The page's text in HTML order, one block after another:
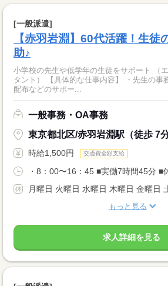
[一般派遣]
【赤羽岩淵】60代活躍！生徒
助♪
小学校の先生や低学年の生徒をサポート （
タント） 【具体的な仕事内容】 ・先生の
配布などのサポー...
一般事務・OA事務
東京都北区/赤羽岩淵駅（徒歩 7分
時給1,500円 交通費全額支給
・8：00〜16：45 ■実働7時間45分 ■
月曜日 火曜日 水曜日 木曜日 金曜日
もっと見る
求人詳細を見る